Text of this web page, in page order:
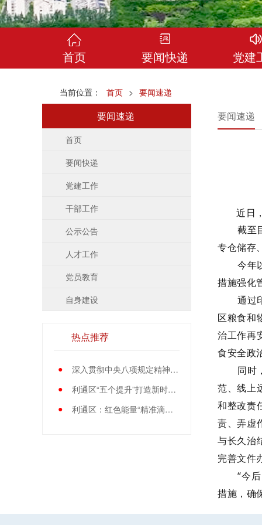
首页 要闻快递 党建
当前位置： 首页 > 要闻速递
要闻速递
首页
要闻快递
党建工作
干部工作
公示公告
人才工作
党员教育
自身建设
热点推荐
●
深入贯彻中央八项规定精神学习教育中央指导组暨中央层面工作专班总结会议召开
●
利通区“五个提升”打造新时代党员先锋队伍
●
利通区：红色能量“精准滴灌”基层党员
要闻速递
近日
截至
专仓储存
今年
措施强化
通过
区粮食和
治工作再
食安全政
同时
范、线上
和整改责
责、弄虚
与长久治
完善文件
“今
措施，确